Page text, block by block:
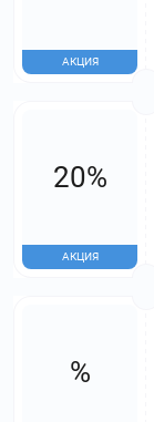
АКЦИЯ
20%
АКЦИЯ
%